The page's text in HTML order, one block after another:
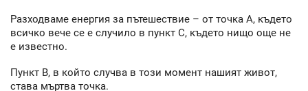
Разходваме енергия за пътешествие – от точка А, където
всичко вече се е случило в пункт С, където нищо още не
е известно.
Пункт В, в който случва в този момент нашият живот,
става мъртва точка.